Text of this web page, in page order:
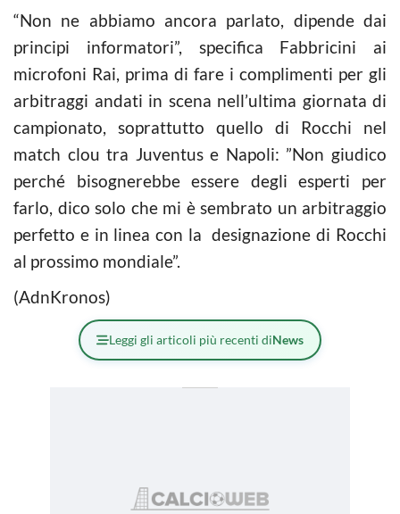
“Non ne abbiamo ancora parlato, dipende dai
principi informatori”, specifica Fabbricini ai
microfoni Rai, prima di fare i complimenti per gli
arbitraggi andati in scena nell’ultima giornata di
campionato, soprattutto quello di Rocchi nel
match clou tra Juventus e Napoli: ”Non giudico
perché bisognerebbe essere degli esperti per
farlo, dico solo che mi è sembrato un arbitraggio
perfetto e in linea con la designazione di Rocchi
al prossimo mondiale”.
(AdnKronos)
Leggi gli articoli più recenti diNews